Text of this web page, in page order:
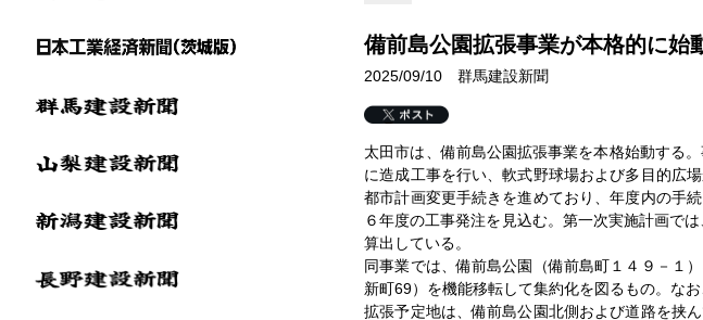
備前島公園拡張事業が本格的に始
2025/09/10 群馬建設新聞
太田市は、備前島公園拡張事業を本格始動する
に造成工事を行い、軟式野球場および多目的広
都市計画変更手続きを進めており、年度内の手
６年度の工事発注を見込む。第一次実施計画で
算出している。
同事業では、備前島公園（備前島町１４９－１
新町69）を機能移転して集約化を図るもの。な
拡張予定地は、備前島公園北側および道路を挟